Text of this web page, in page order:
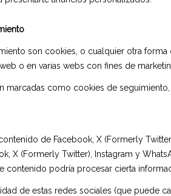
son cookies, o cualquier otra
o en varias webs con fines de
marcadas como cookies de
de Facebook, X (Formerly
X (Formerly Twitter), Instagram y
contenido podría procesar cierta
de estas redes sociales (que puede